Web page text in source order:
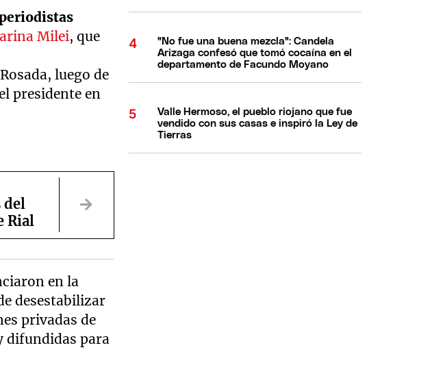
Milei, que
luego de
presidente en
del
Rial
en la
desestabilizar
privadas de
difundidas para
"No fue una buena mezcla": Candela
Arizaga confesó que tomó cocaína en el
departamento de Facundo Moyano
Valle Hermoso, el pueblo riojano que fue
vendido con sus casas e inspiró la Ley de
Tierras